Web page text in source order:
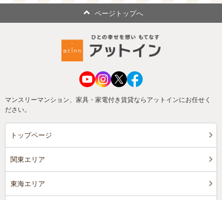
ページトップへ
マンスリーマンション、家具・家電付き賃貸ならアットインにお任せく
ださい。
トップページ
関東エリア
東海エリア